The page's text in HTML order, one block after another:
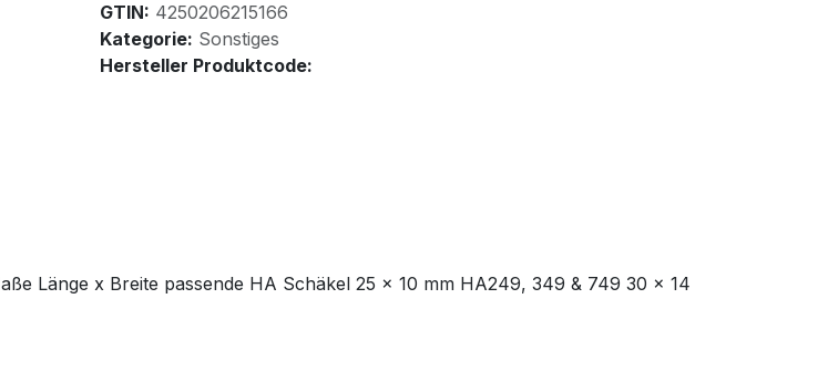
GTIN: 4250206215166
Kategorie: Sonstiges
Hersteller Produktcode:
Länge x Breite passende HA Schäkel 25 x 10 mm HA249, 349 & 749 30 x 14